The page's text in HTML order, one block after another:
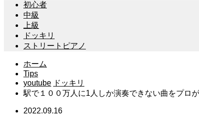
初心者
中級
上級
ドッキリ
ストリートピアノ
ホーム
Tips
youtube ドッキリ
駅で１００万人に1人しか演奏できない曲をプロ
2022.09.16